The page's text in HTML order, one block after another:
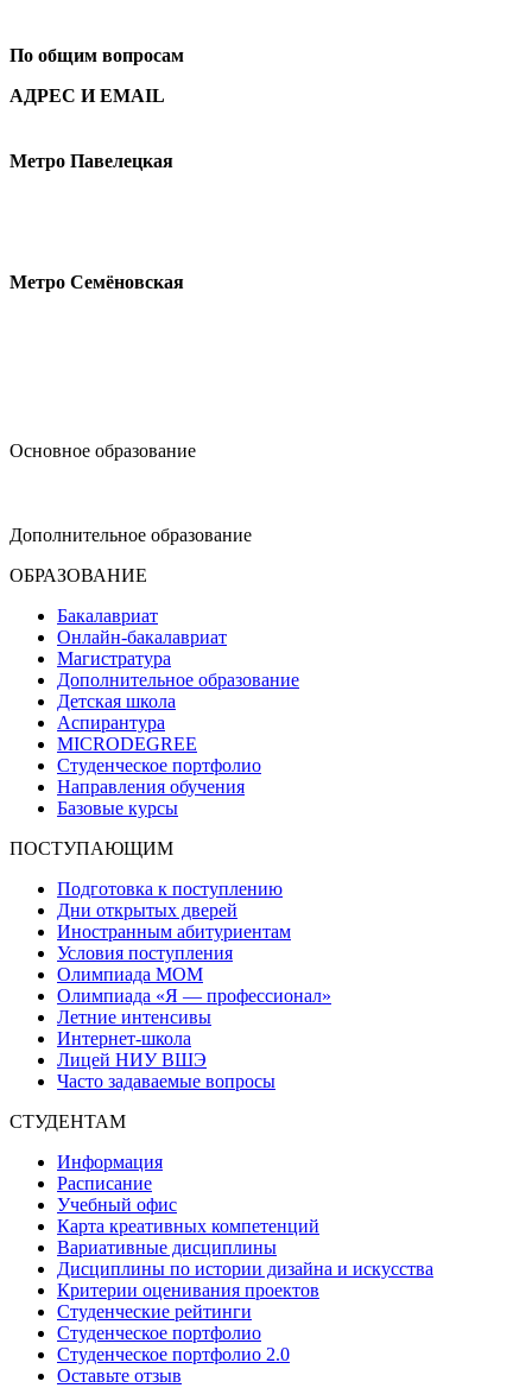
По общим вопросам
АДРЕС И EMAIL
Метро Павелецкая
Метро Семёновская
Основное образование
Дополнительное образование
ОБРАЗОВАНИЕ
Бакалавриат
Онлайн-бакалавриат
Магистратура
Дополнительное образование
Детская школа
Аспирантура
MICRODEGREE
Студенческое портфолио
Направления обучения
Базовые курсы
ПОСТУПАЮЩИМ
Подготовка к поступлению
Дни открытых дверей
Иностранным абитуриентам
Условия поступления
Олимпиада МОМ
Олимпиада «Я — профессионал»
Летние интенсивы
Интернет-школа
Лицей НИУ ВШЭ
Часто задаваемые вопросы
СТУДЕНТАМ
Информация
Расписание
Учебный офис
Карта креативных компетенций
Вариативные дисциплины
Дисциплины по истории дизайна и искусства
Критерии оценивания проектов
Студенческие рейтинги
Студенческое портфолио
Студенческое портфолио 2.0
Оставьте отзыв